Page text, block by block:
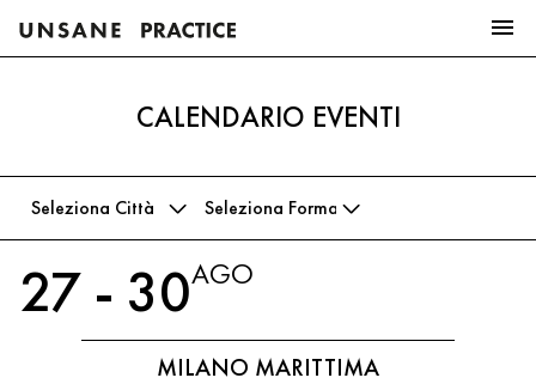
CALENDARIO EVENTI
27 - 30AGO
MILANO MARITTIMA